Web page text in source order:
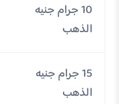
10 جرام جنيه
الذهب
15 جرام جنيه
الذهب